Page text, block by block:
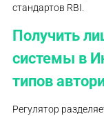
стандартов RBI.
Получить
системы в
типов
Регулятор